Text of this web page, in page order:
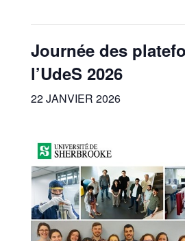
Journée des
l’UdeS 2026
22 JANVIER 2026